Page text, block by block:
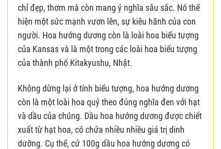
chỉ đẹp, thơm mà còn mang ý nghĩa sâu sắc. Nó thể
hiện một sức mạnh vươn lên, sự kiêu hãnh của con
người. Hoa hướng dương còn là loài hoa biểu tượng
của Kansas và là một trong các loài hoa biểu tượng
của thành phố Kitakyushu, Nhật.
Không dừng lại ở tính biểu tượng, hoa hướng dương
còn là một loài hoa quý theo đúng nghĩa đen với hạt
và dầu của chúng. Dầu hoa hướng dương được chiết
xuất từ hạt hoa, có chứa nhiều nhiều giá trị dinh
dưỡng. Cụ thể, cứ 100g dầu hoa hướng dương có